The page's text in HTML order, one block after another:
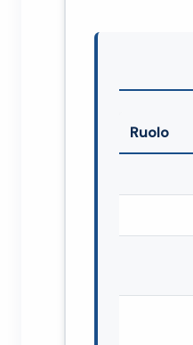
Ruolo